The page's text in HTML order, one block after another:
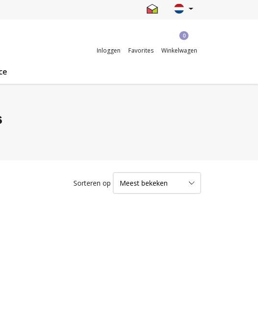
Inloggen Favorites
0
Winkelwagen
Sorteren op